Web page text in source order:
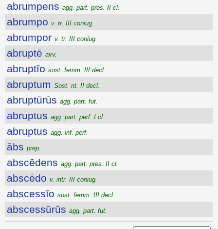
abrumpens agg. part. pres. II cl.
abrumpo v. tr. III coniug.
abrumpor v. tr. III coniug.
abruptē avv.
abruptĭo sost. femm. III decl.
abruptum Sost. nt. II decl.
abruptūrūs agg. part. fut.
abruptus agg. part. perf. I cl.
abruptus agg. inf. perf.
ābs prep.
abscēdens agg. part. pres. II cl.
abscēdo v. intr. III coniug.
abscessĭo sost. femm. III decl.
abscessūrūs agg. part. fut.